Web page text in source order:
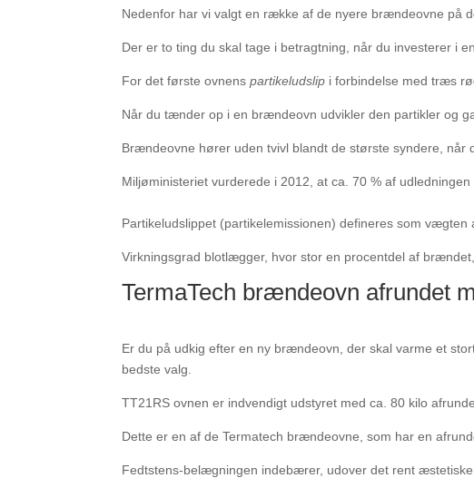
Nedenfor har vi valgt en række af de nyere brændeovne på
Der er to ting du skal tage i betragtning, når du investerer i
For det første ovnenspartikeludslip i forbindelse med træs
Når du tænder op i en brændeovn udvikler den partikler og
Brændeovne hører uden tvivl blandt de største syndere, når
Miljøministeriet vurderede i 2012, at ca. 70 % af
Partikeludslippet (partikelemissionen) defineres som
Virkningsgrad blotlægger, hvor stor en procentdel af
TermaTech brændeovn afrundet
Er du på udkig efter en ny brændeovn, der skal varme et
bedste valg.
TT21RS ovnen er indvendigt udstyret med ca. 80 kilo
Dette er en af de Termatech brændeovne, som har en
Fedtstens-belægningen indebærer, udover det rent